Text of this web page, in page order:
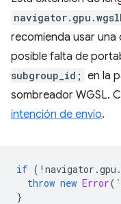
recomienda usar una
posible falta de
subgroup_id; en la
sombreador WGSL.
intención de envío.
if ( ! navigator .gpu .
throw new Error(
}